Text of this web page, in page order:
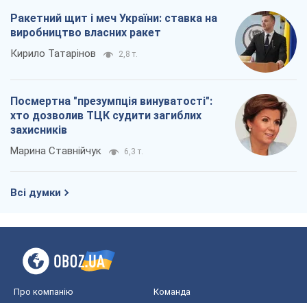
Ракетний щит і меч України: ставка на
виробництво власних ракет
Кирило Татарінов 2,8 т.
Посмертна "презумпція винуватості":
хто дозволив ТЦК судити загиблих
захисників
Марина Ставнійчук 6,3 т.
Всі думки
Про компанію Команда